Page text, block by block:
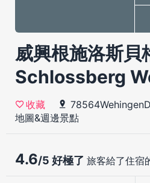
威興根施洛斯
Schlossberg
收藏
地圖&週邊景點
4.6/5 好極了 旅客給了住宿